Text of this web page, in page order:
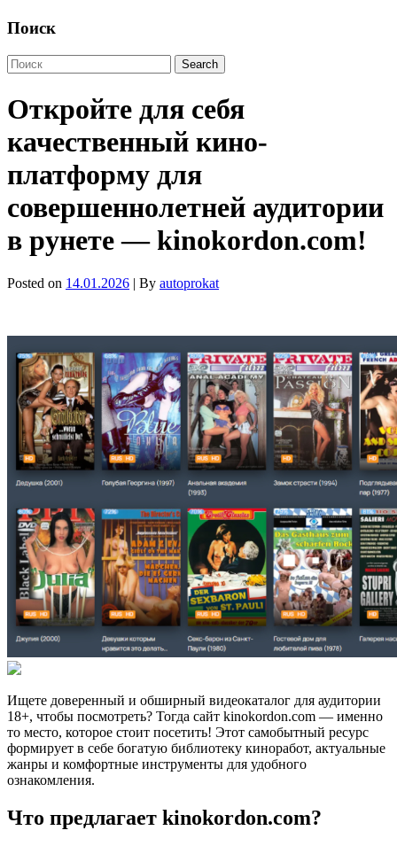
Поиск
Откройте для себя
качественный кино-
платформу для
совершеннолетней аудитории
в рунете — kinokordon.com!
Posted on 14.01.2026 | By autoprokat
Ищете доверенный и обширный видеокаталог для аудитории
18+, чтобы посмотреть? Тогда сайт kinokordon.com — именно
то место, которое стоит посетить! Этот самобытный ресурс
формирует в себе богатую библиотеку киноработ, актуальные
жанры и комфортные инструменты для удобного
ознакомления.
Что предлагает kinokordon.com?